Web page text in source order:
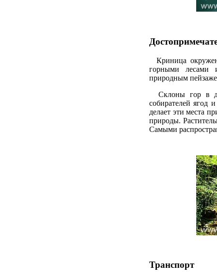
Криница
горными лесами
природным
Склоны гор в
собирателей ягод
делает эти места
природы.
Самыми
Транспорт